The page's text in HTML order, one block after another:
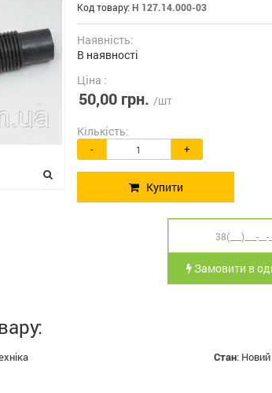
Код товару: Н 127.14.000-03
Наявність:
В наявності
Ціна :
50,00 грн. /шт
Кількість:
- +
Купити
Замовити в
Стан: Новий